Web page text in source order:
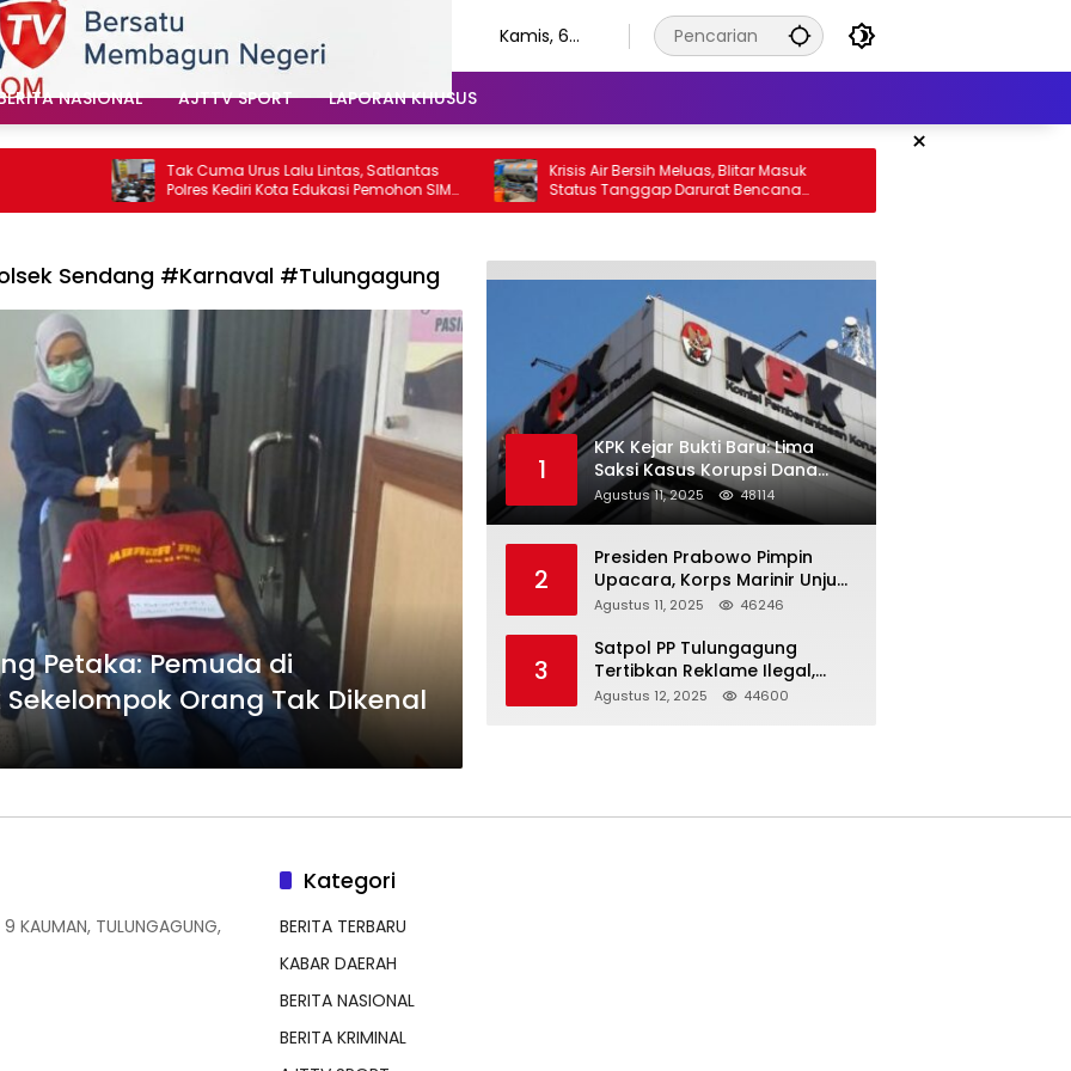
Kamis, 6
NASIONAL AJTTV SPORT LAPORAN KHUSUS
×
Tak Cuma Urus Lalu Lintas, Satlantas
Polres Kediri Kota Edukasi Pemohon SIM
Soal Hoaks Hingga Pelatihan AI
Krisis Air Bersih Meluas, Blitar Masuk
Status Tanggap Darurat Bencana
Hingga Oktober
Sendang #Karnaval #Tulungagung
Petaka: Pemuda di
Orang Tak Dikenal
1
KPK Kejar Bukti Baru: Lima
Saksi Kasus Korupsi Dana
Hibah Jatim Diperiksa di
Trenggalek
Agustus 11, 2025 48114
2
Presiden Prabowo Pimpin
Upacara, Korps Marinir Unjuk
Kekuatan dan Resmikan
Agustus 11, 2025 46246
3
Satpol PP Tulungagung
Tertibkan Reklame Ilegal,
Wujudkan Kota yang Rapi
Agustus 12, 2025 44600
KAUMAN, TULUNGAGUNG,
Kategori
BERITA TERBARU
KABAR DAERAH
BERITA NASIONAL
BERITA KRIMINAL